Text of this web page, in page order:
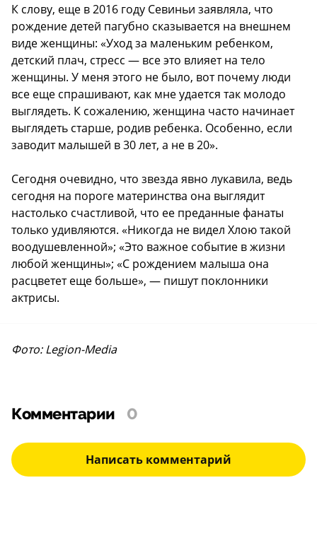
К слову, еще в 2016 году Севиньи заявляла, что
рождение детей пагубно сказывается на внешнем
виде женщины: «Уход за маленьким ребенком,
детский плач, стресс — все это влияет на тело
женщины. У меня этого не было, вот почему люди
все еще спрашивают, как мне удается так молодо
выглядеть. К сожалению, женщина часто начинает
выглядеть старше, родив ребенка. Особенно, если
заводит малышей в 30 лет, а не в 20».
Сегодня очевидно, что звезда явно лукавила, ведь
сегодня на пороге материнства она выглядит
настолько счастливой, что ее преданные фанаты
только удивляются. «Никогда не видел Хлою такой
воодушевленной»; «Это важное событие в жизни
любой женщины»; «С рождением малыша она
расцветет еще больше», — пишут поклонники
актрисы.
Фото: Legion-Media
Комментарии 0
Написать комментарий